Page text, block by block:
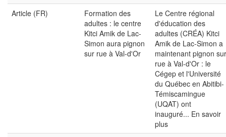
Article (FR)
Formation des
adultes : le centre
Kitci Amik de Lac-
Simon aura pignon
sur rue à Val-d'Or
Le Centre régional
d'éducation des
adultes (CRÉA) Kitci
Amik de Lac-Simon a
maintenant pignon sur
rue à Val-d'Or : le
Cégep et l'Université
du Québec en Abitibi-
Témiscamingue
(UQAT) ont
inauguré... En savoir
plus